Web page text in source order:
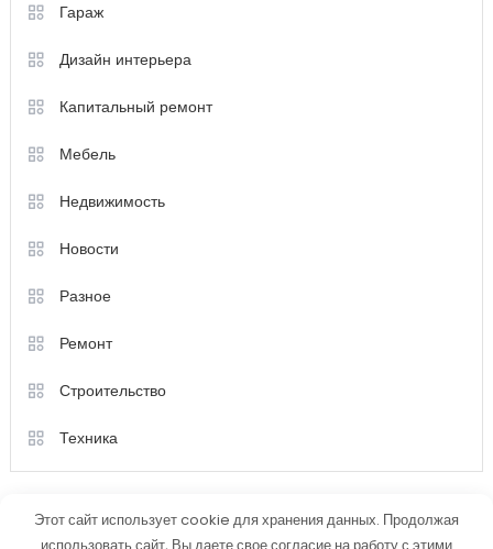
Гараж
Дизайн интерьера
Капитальный ремонт
Мебель
Недвижимость
Новости
Разное
Ремонт
Строительство
Техника
Этот сайт использует cookie для хранения данных. Продолжая